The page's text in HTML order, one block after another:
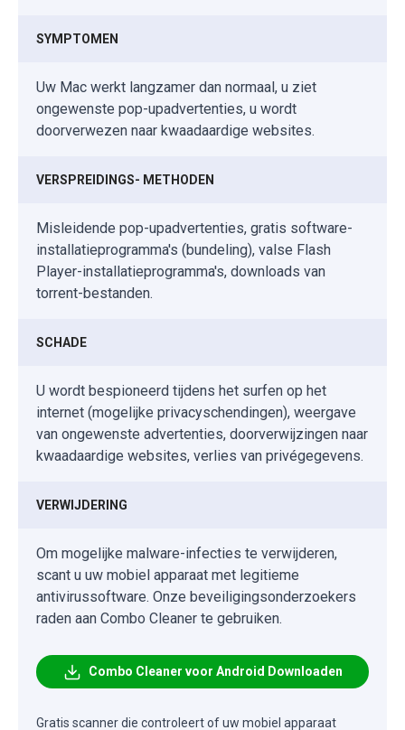
SYMPTOMEN
Uw Mac werkt langzamer dan normaal, u ziet
ongewenste pop-upadvertenties, u wordt
doorverwezen naar kwaadaardige websites.
VERSPREIDINGS- METHODEN
Misleidende pop-upadvertenties, gratis software-
installatieprogramma's (bundeling), valse Flash
Player-installatieprogramma's, downloads van
torrent-bestanden.
SCHADE
U wordt bespioneerd tijdens het surfen op het
internet (mogelijke privacyschendingen), weergave
van ongewenste advertenties, doorverwijzingen naar
kwaadaardige websites, verlies van privégegevens.
VERWIJDERING
Om mogelijke malware-infecties te verwijderen,
scant u uw mobiel apparaat met legitieme
antivirussoftware. Onze beveiligingsonderzoekers
raden aan Combo Cleaner te gebruiken.
Combo Cleaner voor Android Downloaden
Gratis scanner die controleert of uw mobiel apparaat